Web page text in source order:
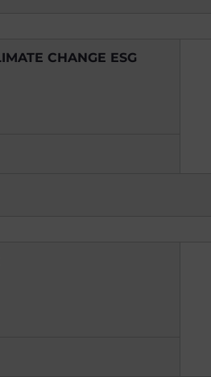
CHANGE ESG